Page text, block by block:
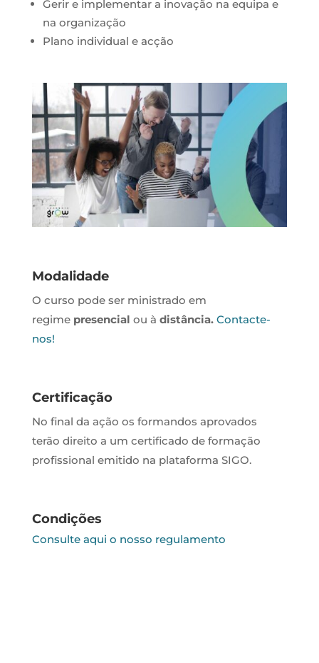
Gerir e implementar a inovação na equipa e
na organização
Plano individual e acção
Modalidade
O curso pode ser ministrado em
regime presencial ou à distância. Contacte-
nos!
Certificação
No final da ação os formandos aprovados
terão direito a um certificado de formação
profissional emitido na plataforma SIGO.
Condições
Consulte aqui o nosso regulamento